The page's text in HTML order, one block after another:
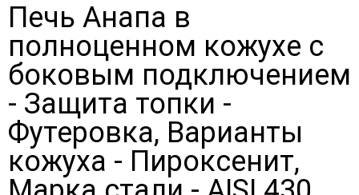
Печь Анапа в
полноценном кожухе с
боковым подключением
- Защита топки -
Футеровка, Варианты
кожуха - Пироксенит,